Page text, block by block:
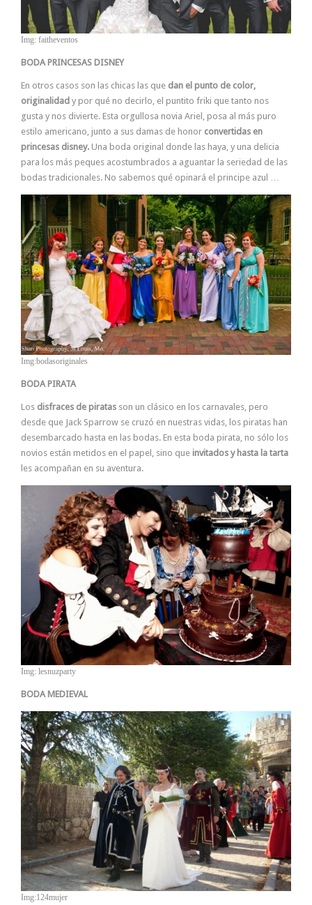
Img: faitheventos
BODA PRINCESAS DISNEY
En otros casos son las chicas las que dan el punto de color,
originalidad y por qué no decirlo, el puntito friki que tanto nos
gusta y nos divierte. Esta orgullosa novia Ariel, posa al más puro
estilo americano, junto a sus damas de honor convertidas en
princesas disney. Una boda original donde las haya, y una delicia
para los más peques acostumbrados a aguantar la seriedad de las
bodas tradicionales. No sabemos qué opinará el principe azul …
Img:bodasoriginales
BODA PIRATA
Los disfraces de piratas son un clásico en los carnavales, pero
desde que Jack Sparrow se cruzó en nuestras vidas, los piratas han
desembarcado hasta en las bodas. En esta boda pirata, no sólo los
novios están metidos en el papel, sino que invitados y hasta la tarta
les acompañan en su aventura.
Img: lesnuzparty
BODA MEDIEVAL
Img:124mujer